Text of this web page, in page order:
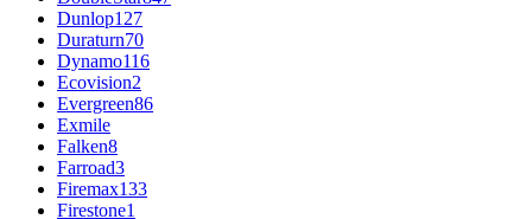
Dunlop127
Duraturn70
Dynamo116
Ecovision2
Evergreen86
Exmile
Falken8
Farroad3
Firemax133
Firestone1